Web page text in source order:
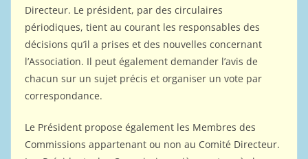
Directeur. Le président, par des circulaires
périodiques, tient au courant les responsables des
décisions qu’il a prises et des nouvelles concernant
l’Association. Il peut également demander l’avis de
chacun sur un sujet précis et organiser un vote par
correspondance.
Le Président propose également les Membres des
Commissions appartenant ou non au Comité Directeur.